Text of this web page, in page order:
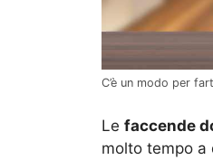
C’è un modo per
Le faccende
molto tempo a